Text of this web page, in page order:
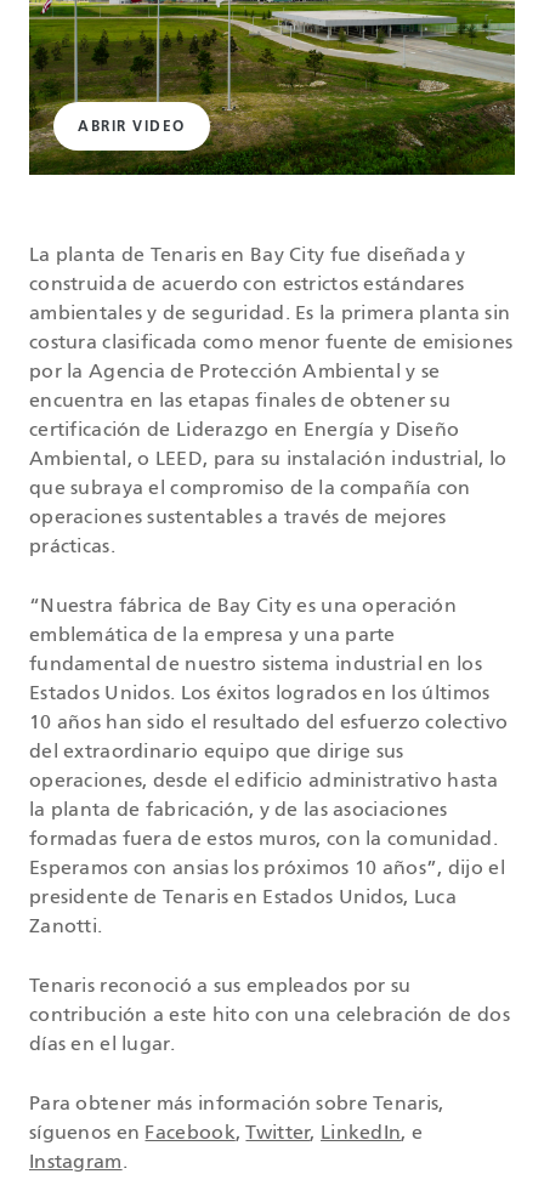
ABRIR VIDEO
La planta de Tenaris en Bay City fue diseñada y
construida de acuerdo con estrictos estándares
ambientales y de seguridad. Es la primera planta sin
costura clasificada como menor fuente de emisiones
por la Agencia de Protección Ambiental y se
encuentra en las etapas finales de obtener su
certificación de Liderazgo en Energía y Diseño
Ambiental, o LEED, para su instalación industrial, lo
que subraya el compromiso de la compañía con
operaciones sustentables a través de mejores
prácticas.
“Nuestra fábrica de Bay City es una operación
emblemática de la empresa y una parte
fundamental de nuestro sistema industrial en los
Estados Unidos. Los éxitos logrados en los últimos
10 años han sido el resultado del esfuerzo colectivo
del extraordinario equipo que dirige sus
operaciones, desde el edificio administrativo hasta
la planta de fabricación, y de las asociaciones
formadas fuera de estos muros, con la comunidad.
Esperamos con ansias los próximos 10 años”, dijo el
presidente de Tenaris en Estados Unidos, Luca
Zanotti.
Tenaris reconoció a sus empleados por su
contribución a este hito con una celebración de dos
días en el lugar.
Para obtener más información sobre Tenaris,
síguenos en Facebook, Twitter, LinkedIn, e
Instagram.